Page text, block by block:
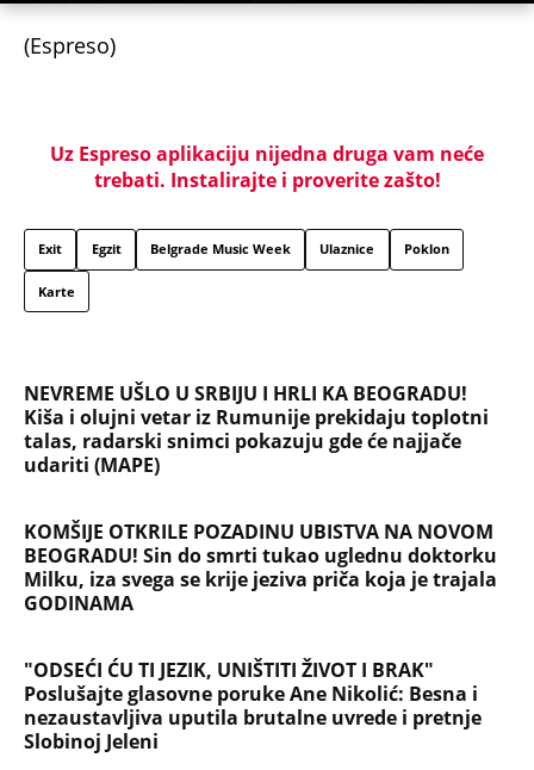
(Espreso)
Uz Espreso aplikaciju nijedna druga vam neće
trebati. Instalirajte i proverite zašto!
Exit Egzit Belgrade Music Week Ulaznice Poklon
Karte
NEVREME UŠLO U SRBIJU I HRLI KA BEOGRADU!
Kiša i olujni vetar iz Rumunije prekidaju toplotni
talas, radarski snimci pokazuju gde će najjače
udariti (MAPE)
KOMŠIJE OTKRILE POZADINU UBISTVA NA NOVOM
BEOGRADU! Sin do smrti tukao uglednu doktorku
Milku, iza svega se krije jeziva priča koja je trajala
GODINAMA
"ODSEĆI ĆU TI JEZIK, UNIŠTITI ŽIVOT I BRAK"
Poslušajte glasovne poruke Ane Nikolić: Besna i
nezaustavljiva uputila brutalne uvrede i pretnje
Slobinoj Jeleni